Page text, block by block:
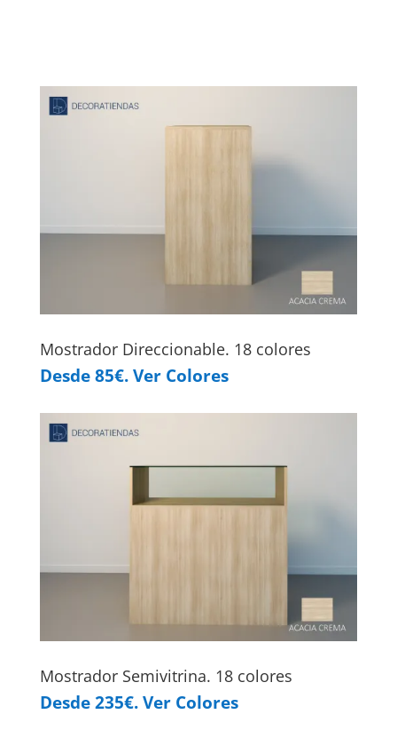
Mostrador Direccionable. 18 colores
Desde 85€. Ver Colores
Mostrador Semivitrina. 18 colores
Desde 235€. Ver Colores